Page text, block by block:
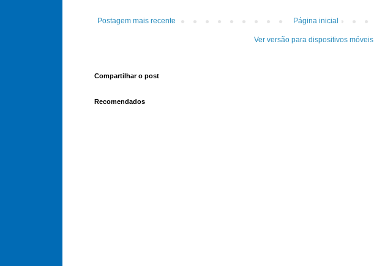
Postagem mais recente Página inicial
Ver versão para dispositivos móveis
Compartilhar o post
Recomendados